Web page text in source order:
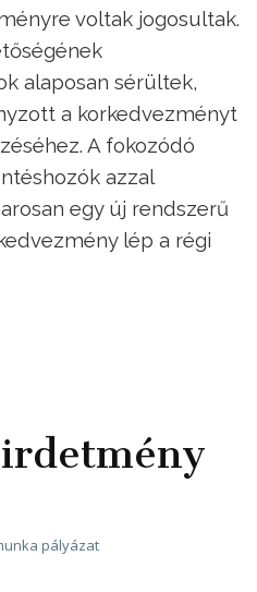
voltak jogosultak.
alaposan sérültek,
a korkedvezményt
A fokozódó
azzal
egy új rendszerű
lép a régi
pályázat